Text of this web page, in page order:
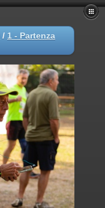
/ 1 - Partenza